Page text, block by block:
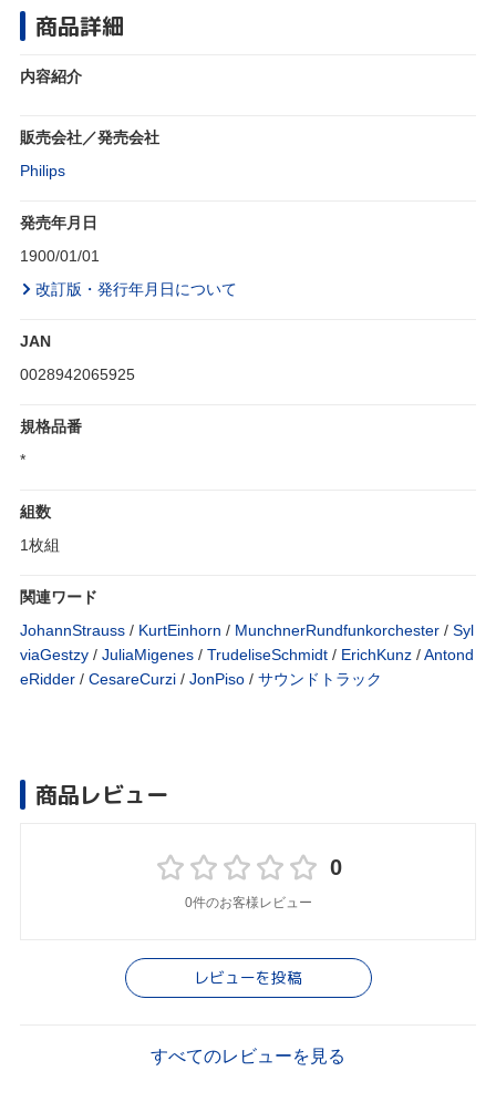
商品詳細
内容紹介
販売会社／発売会社
Philips
発売年月日
1900/01/01
改訂版・発行年月日について
JAN
0028942065925
規格品番
*
組数
1枚組
関連ワード
JohannStrauss / KurtEinhorn / MunchnerRundfunkorchester / Syl
viaGestzy / JuliaMigenes / TrudeliseSchmidt / ErichKunz /Antond
eRidder / CesareCurzi / JonPiso / サウンドトラック
商品レビュー
0
0件のお客様レビュー
レビューを投稿
すべてのレビューを見る